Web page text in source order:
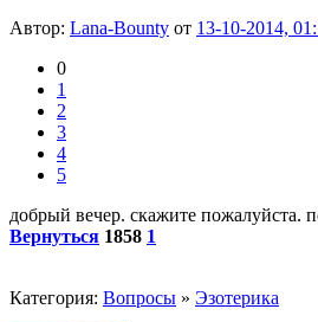
Автор: Lana-Bounty от 13-10-2014,
0
1
2
3
4
5
добрый вечер. скажите пожалуйста.
Вернуться 1858 1
Категория: Вопросы » Эзотерика